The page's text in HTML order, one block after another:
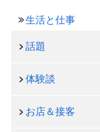
生活と仕事
話題
体験談
お店＆接客